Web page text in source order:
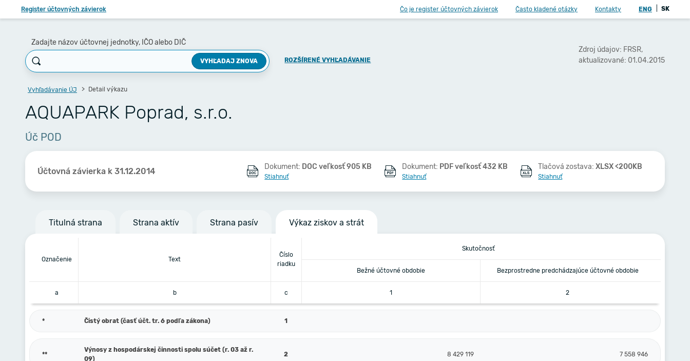
Register účtovných závierok Čo je register účtovných závierok Často kladené otázky Kontakty ENG SK
Zadajte názov účtovnej jednotky, IČO alebo DIČ
VYHĽADAJ ZNOVA ROZŠÍRENÉ VYHĽADÁVANIE
Zdroj údajov: FRSR,
aktualizované: 01.04.2015
Vyhľadávanie ÚJ Detail výkazu
AQUAPARK Poprad, s.r.o.
Úč POD
Účtovná závierka k 31.12.2014 Dokument: DOC veľkosť 905 KB
Stiahnuť
Dokument: PDF veľkosť 432 KB
Stiahnuť
Tlačová zostava:XLSX <200KB
Stiahnuť
Titulná strana Strana aktív Strana pasív Výkaz ziskov a strát
Označenie Text
Číslo
riadku
Skutočnosť
Bežné účtovné obdobie Bezprostredne predchádzajúce účtovné obdobie
a b c 1 2
* Čistý obrat (časť účt. tr. 6 podľa zákona) 1
**
Výnosy z hospodárskej činnosti spolu súčet (r. 03 až r.
09)
2 8 429 119 7 558 946